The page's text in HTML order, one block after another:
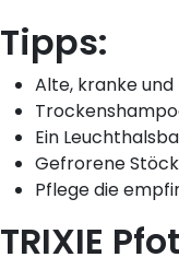
Tipps:
Alte, kranke
Ein
Gefrorene
Pflege die
TRIXIE